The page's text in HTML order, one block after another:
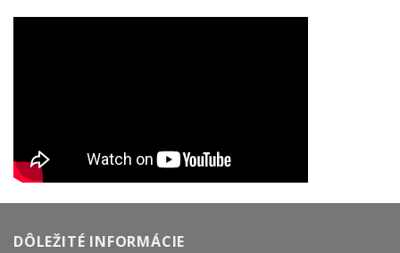
DÔLEŽITÉ INFORMÁCIE